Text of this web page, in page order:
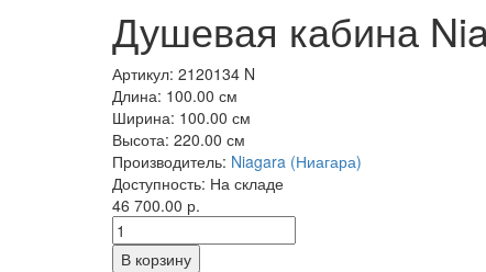
Душевая кабина
Артикул: 2120134 N
Длина: 100.00 см
Ширина: 100.00 см
Высота: 220.00 см
Производитель: Niagara (Ниагара)
Доступность: На складе
46 700.00 р.